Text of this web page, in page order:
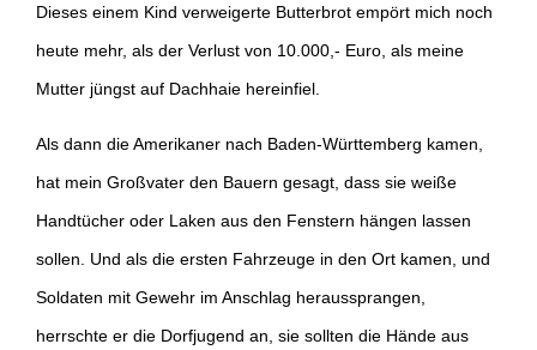
Dieses einem Kind verweigerte Butterbrot empört mich noch
heute mehr, als der Verlust von 10.000,- Euro, als meine
Mutter jüngst auf Dachhaie hereinfiel.
Als dann die Amerikaner nach Baden-Württemberg kamen,
hat mein Großvater den Bauern gesagt, dass sie weiße
Handtücher oder Laken aus den Fenstern hängen lassen
sollen. Und als die ersten Fahrzeuge in den Ort kamen, und
Soldaten mit Gewehr im Anschlag heraussprangen,
herrschte er die Dorfjugend an, sie sollten die Hände aus